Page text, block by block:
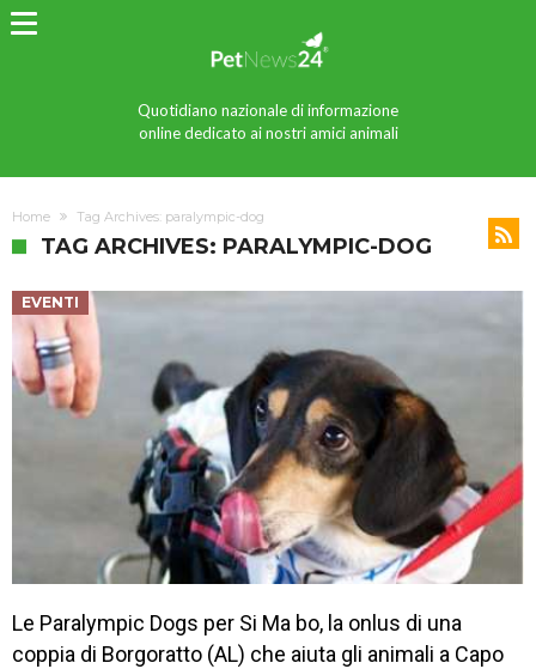
Quotidiano nazionale di informazione
online dedicato ai nostri amici animali
Home Tag Archives: paralympic-dog
TAG ARCHIVES: PARALYMPIC-DOG
EVENTI
Le Paralympic Dogs per Si Ma bo, la onlus di una
coppia di Borgoratto (AL) che aiuta gli animali a Capo